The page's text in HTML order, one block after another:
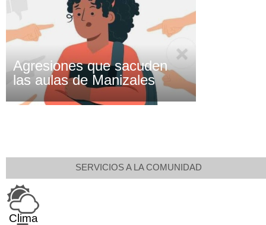
Agresiones que sacuden
las aulas de Manizales
SERVICIOS A LA COMUNIDAD
Clima